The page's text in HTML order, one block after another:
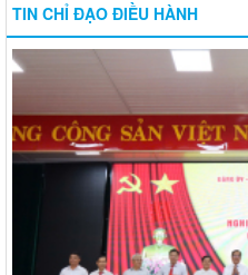
TIN CHỈ ĐẠO ĐIỀU HÀNH